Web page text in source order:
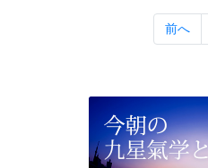
前へ